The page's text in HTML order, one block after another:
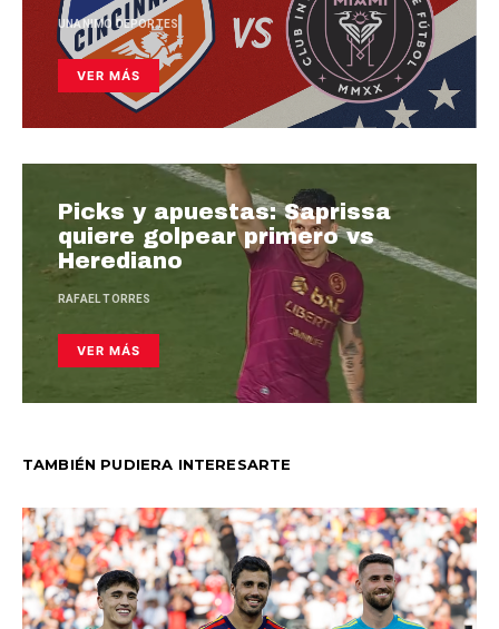
UNANIMO DEPORTES
VER MÁS
Picks y apuestas: Saprissa
quiere golpear primero vs
Herediano
RAFAEL TORRES
VER MÁS
TAMBIÉN PUDIERA INTERESARTE